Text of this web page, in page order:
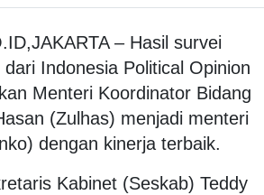
– Hasil survei
Indonesia Political Opinion
Menteri Koordinator Bidang
(Zulhas) menjadi menteri
dengan kinerja terbaik.
Kabinet (Seskab) Teddy